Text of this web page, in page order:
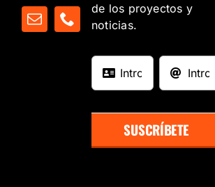
de los proyectos y
noticias.
SUSCRÍBETE